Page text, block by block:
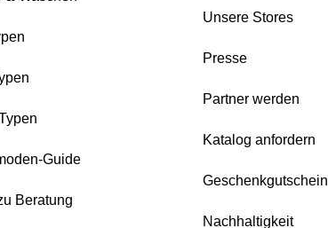
Guide
Beratung
Unsere Stores
Presse
Partner werden
Katalog anfordern
Geschenkgutschein
Nachhaltigkeit